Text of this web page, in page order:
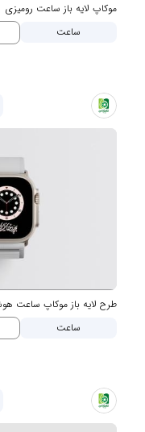
موکاپ لایه باز ساعت رومیزی
ساعت
طرح لایه باز موکاپ ساعت
ساعت